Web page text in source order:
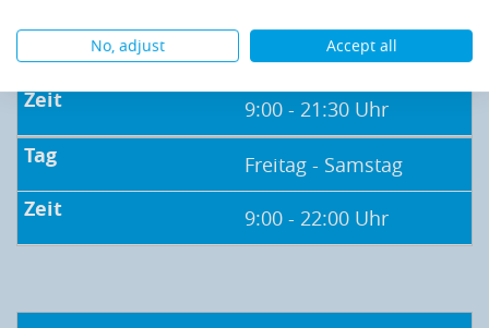
Sonntag - Donnerstag
9:00 - 21:30 Uhr
Freitag - Samstag
9:00 - 22:00 Uhr
No, adjust Accept all